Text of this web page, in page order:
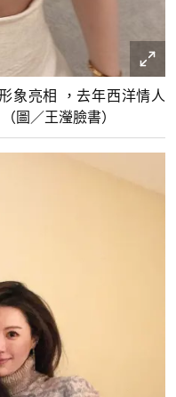
象亮相 ，去年西洋情人
圖／王瀅臉書）